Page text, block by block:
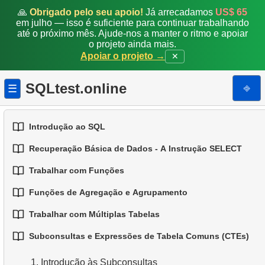
🙏 Obrigado pelo seu apoio! Já arrecadamos US$ 65
em julho — isso é suficiente para continuar trabalhando
até o próximo mês. Ajude-nos a manter o ritmo e apoiar
o projeto ainda mais.
Apoiar o projeto →
✕
☰ SQLtest.online ⎆
Introdução ao SQL
1.Introdução a Bases de Dados
Tipos de Bases de Dados
Recuperação Básica de Dados - A Instrução SELECT
1.Selecionando Dados de uma Tabela
Filtragem de Dados
Trabalhar com Funções
1.Funções SQL Integradas
Funções Comuns de String
Funções de Agregação e Agrupamento
1.Funções Básicas de Agregação
Agrupando Dados
Trabalhar com Múltiplas Tabelas
1.Fundamentos de JOINs em SQL
Subconsultas e Expressões de Tabela Comuns (CTEs)
1. Introdução às Subconsultas